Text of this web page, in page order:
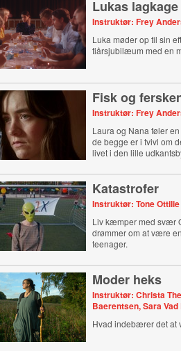
Lukas lagkage
Instruktør: Frey
Luka møder op til sin
tiårsjubilæum med en
Fisk og
Instruktør: Frey
Laura og Nana føler
de begge er i tvivl om
livet i den lille
Katastrofer
Instruktør: Tone Ottilie
Liv kæmper med svær
drømmer om at være
teenager.
Moder heks
Instruktør: Christa
Baerentsen, Sara
Hvad indebærer det at